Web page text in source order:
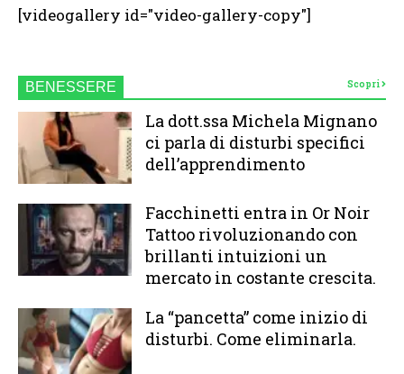
[videogallery id="video-gallery-copy"]
BENESSERE Scopri
La dott.ssa Michela Mignano
ci parla di disturbi specifici
dell’apprendimento
Facchinetti entra in Or Noir
Tattoo rivoluzionando con
brillanti intuizioni un
mercato in costante crescita.
La “pancetta” come inizio di
disturbi. Come eliminarla.